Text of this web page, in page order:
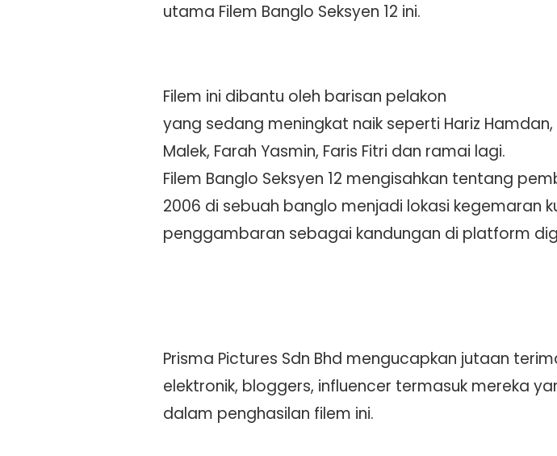
utama Filem Banglo Seksyen 12 ini.
Filem ini dibantu oleh barisan pelakon
yang sedang meningkat naik seperti Hariz Hamdan,
Malek, Farah Yasmin, Faris Fitri dan ramai lagi.
Filem Banglo Seksyen 12 mengisahkan tentang
2006 di sebuah banglo menjadi lokasi kegemaran
penggambaran sebagai kandungan di platform
Prisma Pictures Sdn Bhd mengucapkan jutaan
elektronik, bloggers, influencer termasuk mereka
dalam penghasilan filem ini.